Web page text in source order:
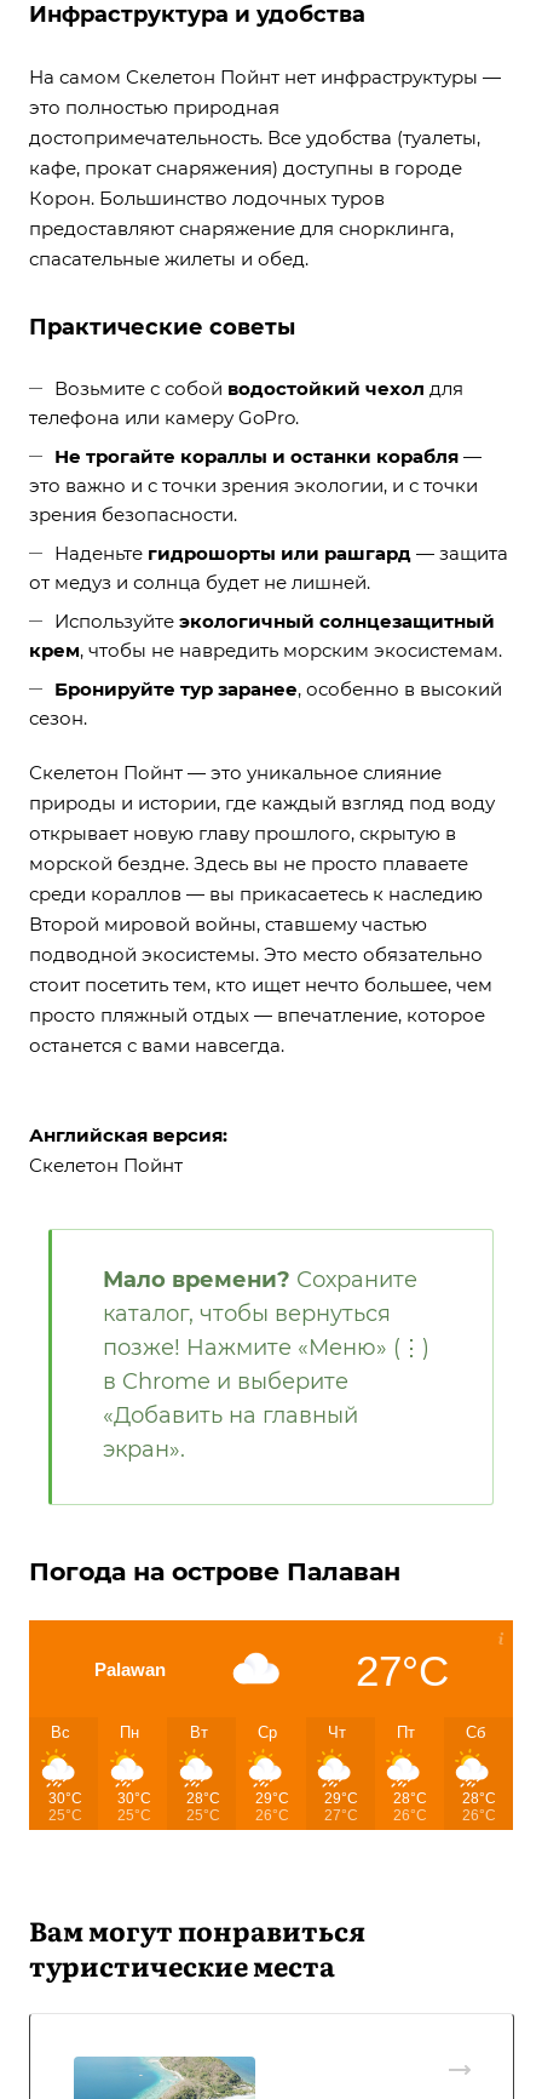
Инфраструктура и удобства
На самом Скелетон Пойнт нет инфраструктуры —
это полностью природная
достопримечательность. Все удобства (туалеты,
кафе, прокат снаряжения) доступны в городе
Корон. Большинство лодочных туров
предоставляют снаряжение для снорклинга,
спасательные жилеты и обед.
Практические советы
Возьмите с собой водостойкий чехол для
телефона или камеру GoPro.
Не трогайте кораллы и останки корабля —
это важно и с точки зрения экологии, и с точки
зрения безопасности.
Наденьте гидрошорты или рашгард — защита
от медуз и солнца будет не лишней.
Используйте экологичный солнцезащитный
крем, чтобы не навредить морским экосистемам.
Бронируйте тур заранее, особенно в высокий
сезон.
Скелетон Пойнт — это уникальное слияние
природы и истории, где каждый взгляд под воду
открывает новую главу прошлого, скрытую в
морской бездне. Здесь вы не просто плаваете
среди кораллов — вы прикасаетесь к наследию
Второй мировой войны, ставшему частью
подводной экосистемы. Это место обязательно
стоит посетить тем, кто ищет нечто большее, чем
просто пляжный отдых — впечатление, которое
останется с вами навсегда.
Английская версия:
Скелетон Пойнт
Мало времени? Сохраните
каталог, чтобы вернуться
позже! Нажмите «Меню» (⋮)
в Chrome и выберите
«Добавить на главный
экран».
Погода на острове Палаван
Palawan 27°C
Вс
30°C
25°C
Пн
30°C
25°C
Вт
28°C
25°C
Ср
29°C
26°C
Чт
29°C
27°C
Пт
28°C
26°C
Сб
28°C
26°C
Вам могут понравиться
туристические места